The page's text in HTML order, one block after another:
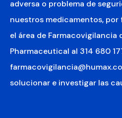
adversa o problema de
nuestros medicamentos,
el área de Farmacovigilancia
Pharmaceutical al 314 680
solucionar e investigar las